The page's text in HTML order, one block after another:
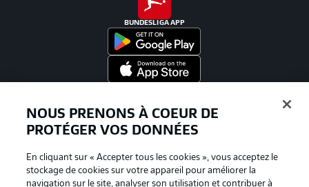
BUNDESLIGA APP
NOUS PRENONS À COEUR DE
PROTÉGER VOS DONNÉES
En cliquant sur « Accepter tous les cookies », vous acceptez le
stockage de cookies sur votre appareil pour améliorer la
navigation sur le site, analyser son utilisation et contribuer à